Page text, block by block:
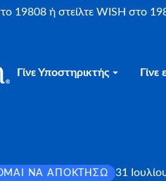
19808 ή στείλτε WISH στο
Γίνε Υποστηρικτής Γίνε
ΝΑ ΑΠΟΚΤΉΣΩ 31